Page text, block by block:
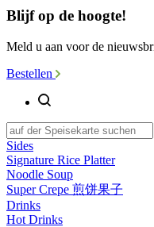
Blijf op de hoogte!
Meld u aan voor de
Bestellen
Sides
Signature Rice Platter
Noodle Soup
Super Crepe 煎饼果子
Drinks
Hot Drinks